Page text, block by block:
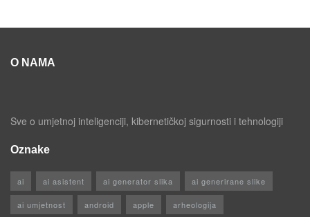
O NAMA
Sve o umjetnoj inteligenciji, kibernetičkoj sigurnosti i tehnologiji
Oznake
ai ai asistent ai generator slika ai generirane slike
ai umjetnost android apple arheologija